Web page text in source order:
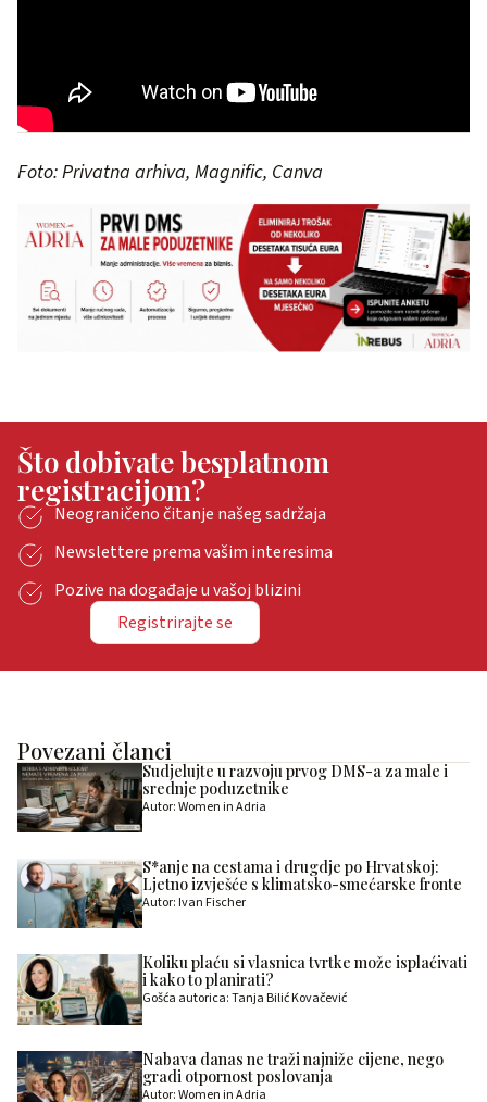
Foto: Privatna arhiva, Magnific, Canva
Što dobivate besplatnom
registracijom?
Neograničeno čitanje našeg sadržaja
Newslettere prema vašim interesima
Pozive na događaje u vašoj blizini
Registrirajte se
Povezani članci
Sudjelujte u razvoju prvog DMS-a za male i
srednje poduzetnike
Autor: Women in Adria
S*anje na cestama i drugdje po Hrvatskoj:
Ljetno izvješće s klimatsko-smećarske fronte
Autor: Ivan Fischer
Koliku plaću si vlasnica tvrtke može isplaćivati
i kako to planirati?
Gošća autorica: Tanja Bilić Kovačević
Nabava danas ne traži najniže cijene, nego
gradi otpornost poslovanja
Autor: Women in Adria